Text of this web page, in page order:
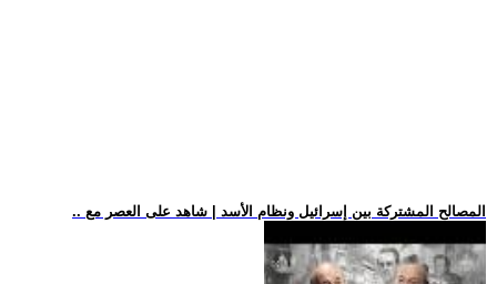
.. المصالح المشتركة بين إسرائيل ونظام الأسد | شاهد على العصر مع